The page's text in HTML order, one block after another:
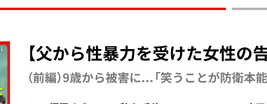
【父から性暴力を受けた女性の
（前編）9歳から被害に...「笑うことが防衛本